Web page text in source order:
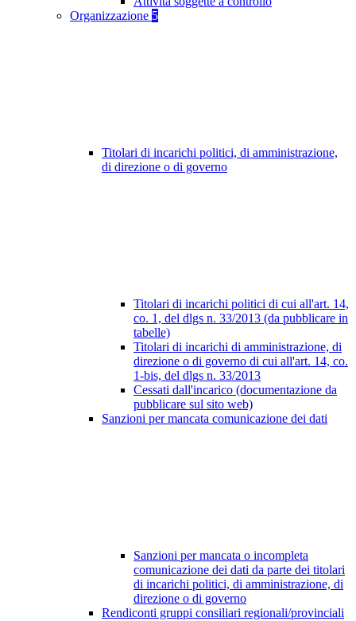
Organizzazione 5
Titolari di incarichi politici, di amministrazione,
di direzione o di governo
Titolari di incarichi politici di cui all'art. 14,
co. 1, del dlgs n. 33/2013 (da pubblicare in
tabelle)
Titolari di incarichi di amministrazione, di
direzione o di governo di cui all'art. 14, co.
1-bis, del dlgs n. 33/2013
Cessati dall'incarico (documentazione da
pubblicare sul sito web)
Sanzioni per mancata comunicazione dei dati
Sanzioni per mancata o incompleta
comunicazione dei dati da parte dei titolari
di incarichi politici, di amministrazione, di
direzione o di governo
Rendiconti gruppi consiliari regionali/provinciali